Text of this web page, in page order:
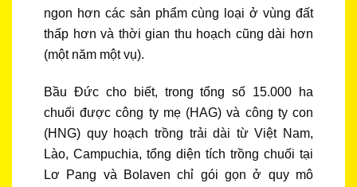
ngon hơn các sản phẩm cùng loại ở vùng đất
thấp hơn và thời gian thu hoạch cũng dài hơn
(một năm một vụ).
Bầu Đức cho biết, trong tổng số 15.000 ha
chuối được công ty mẹ (HAG) và công ty con
(HNG) quy hoạch trồng trải dài từ Việt Nam,
Lào, Campuchia, tổng diện tích trồng chuối tại
Lơ Pang và Bolaven chỉ gói gọn ở quy mô